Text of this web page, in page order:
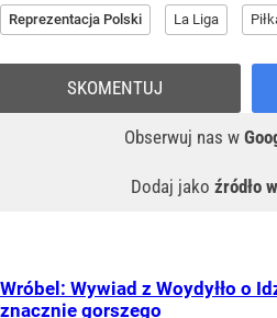
Reprezentacja Polski La Liga
Obserwuj nas w
Dodaj jako źródło
SKOMENTUJ
Wróbel: Wywiad z Woydyłło o
znacznie gorszego